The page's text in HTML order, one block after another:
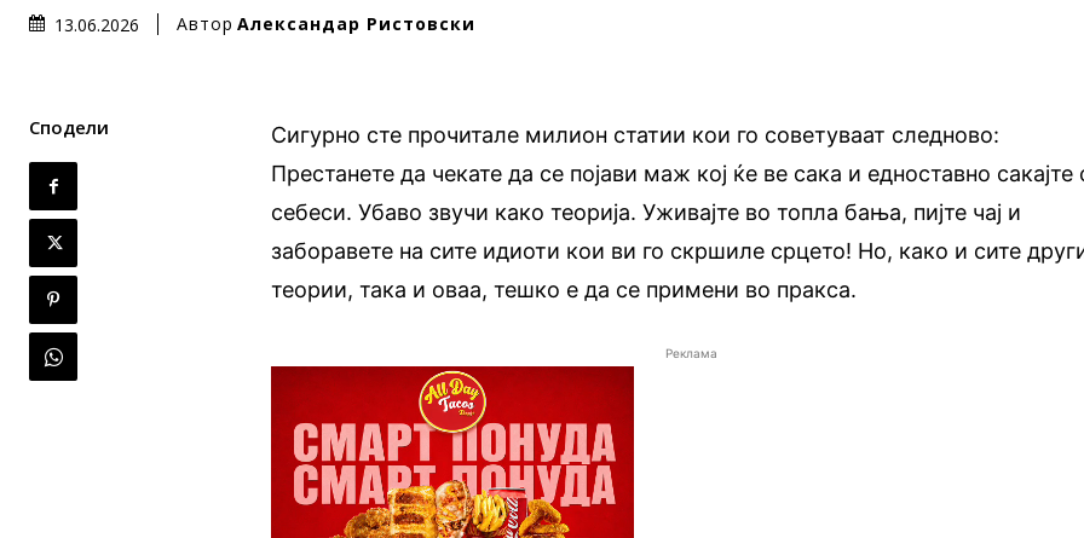
13.06.2026 Автор Александар Ристовски
Сподели
Сигурно сте прочитале милион статии кои го советуваат следново:
Престанете да чекате да се појави маж кој ќе ве сака и едноставно сакајте
себеси. Убаво звучи како теорија. Уживајте во топла бања, пијте чај и
заборавете на сите идиоти кои ви го скршиле срцето! Но, како и сите
теории, така и оваа, тешко е да се примени во пракса.
Реклама